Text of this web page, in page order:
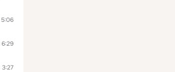
5:06
6:29
3:27